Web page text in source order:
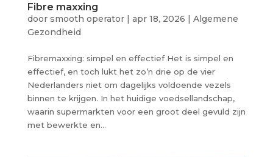
Fibre maxxing
door smooth operator| apr 18, 2026 | Algemene
Gezondheid
Fibremaxxing: simpel en effectief Het is simpel en
effectief, en toch lukt het zo’n drie op de vier
Nederlanders niet om dagelijks voldoende vezels
binnen te krijgen. In het huidige voedsellandschap,
waarin supermarkten voor een groot deel gevuld zijn
met bewerkte en...